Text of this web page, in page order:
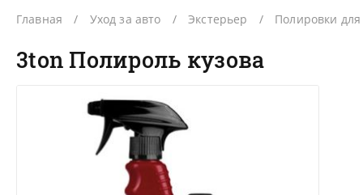
Главная Уход за авто Экстерьер Полировки
3ton Полироль кузова